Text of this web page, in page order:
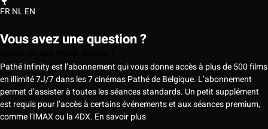
FRNLEN
Vous avez une question ?
Pathé Infinity est l’abonnement qui vous donne accès à plus de 500 films
en illimité 7J/7 dans les 7 cinémas Pathé de Belgique. L’abonnement
permet d’assister à toutes les séances standards. Un petit supplément
est requis pour l’accès à certains événements et aux séances premium,
comme l’IMAX ou la 4DX. En savoir plus